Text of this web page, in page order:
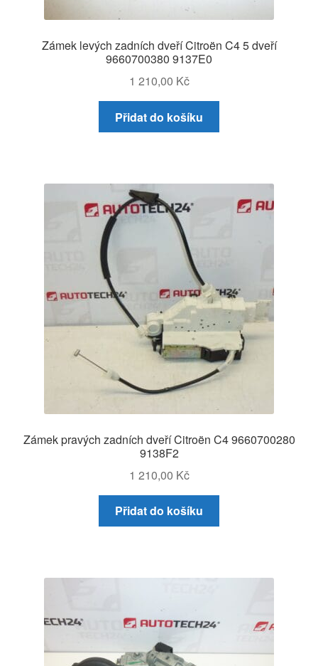
Zámek levých zadních dveří Citroën C4 5 dveří
9660700380 9137E0
1 210,00 Kč
Přidat do košíku
Zámek pravých zadních dveří Citroën C4 9660700280
9138F2
1 210,00 Kč
Přidat do košíku